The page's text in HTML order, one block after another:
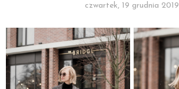
czwartek, 19 grudnia 2019